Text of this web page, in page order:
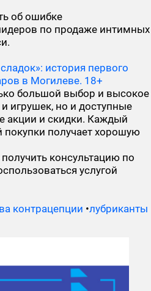
об ошибке
по продаже интимных
история первого
в Могилеве. 18+
большой выбор и высокое
игрушек, но и доступные
акции и скидки. Каждый
покупки получает хорошую
консультацию по
услугой
контрацепции •лубриканты